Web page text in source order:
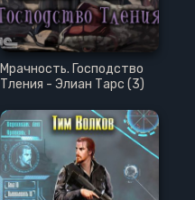
Мрачность. Господство
Тления - Элиан Тарс (3)